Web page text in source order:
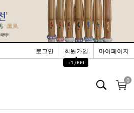
로그인 회원가입
▲
+1,000
마이페이지
0